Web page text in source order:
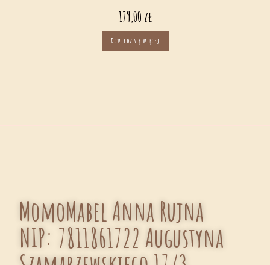
179,00 zł
Dowiedz się więcej
MomoMabel Anna Rujna
NIP: 7811861722 Augustyna